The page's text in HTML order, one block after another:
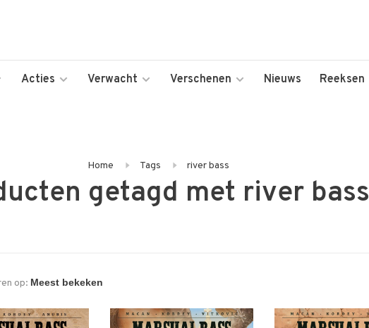
Acties Verwacht Verschenen Nieuws Reeksen
Home Tags river bass
getagd met river bass
op: